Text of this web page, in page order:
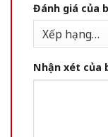
Đánh giá của
Nhận xét của